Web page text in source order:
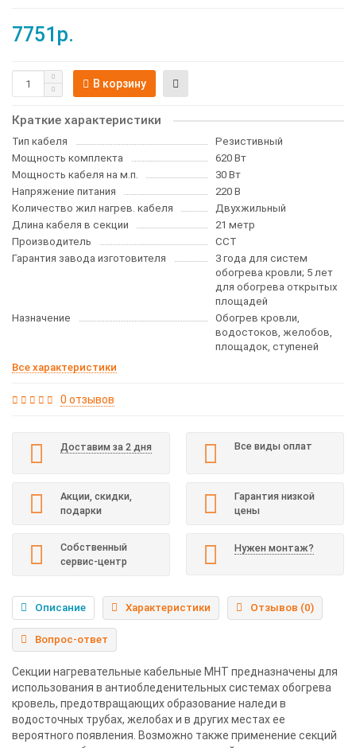
7751р.
В корзину
Краткие характеристики
Тип кабеля
Резистивный
Мощность комплекта
620 Вт
Мощность кабеля на м.п.
30 Вт
Напряжение питания
220 В
Количество жил нагрев. кабеля
Двухжильный
Длина кабеля в секции
21 метр
Производитель
ССТ
Гарантия завода изготовителя
3 года для систем
обогрева кровли; 5 лет
для обогрева открытых
площадей
Назначение
Обогрев кровли,
водостоков, желобов,
площадок, ступеней
Все характеристики
0 отзывов
Доставим за 2 дня Все виды оплат
Акции, скидки,
подарки
Гарантия низкой
цены
Собственный
сервис-центр
Нужен монтаж?
Описание Характеристики Отзывов (0)
Вопрос-ответ
Секции нагревательные кабельные МНТ предназначены для
использования в антиобледенительных системах обогрева
кровель, предотвращающих образование наледи в
водосточных трубах, желобах и в других местах ее
вероятного появления. Возможно также применение секций